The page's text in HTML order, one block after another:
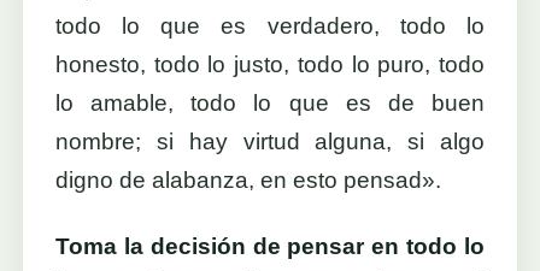
todo lo que es verdadero, todo lo
honesto, todo lo justo, todo lo puro, todo
lo amable, todo lo que es de buen
nombre; si hay virtud alguna, si algo
digno de alabanza, en esto pensad».
Toma la decisión de pensar en todo lo